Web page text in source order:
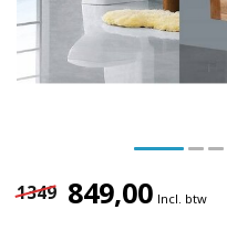
1349 849,00 Incl. btw